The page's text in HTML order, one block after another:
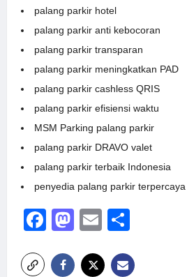
palang parkir hotel
palang parkir anti kebocoran
palang parkir transparan
palang parkir meningkatkan PAD
palang parkir cashless QRIS
palang parkir efisiensi waktu
MSM Parking palang parkir
palang parkir DRAVO valet
palang parkir terbaik Indonesia
penyedia palang parkir terpercaya
Facebook
Mastodon
Email